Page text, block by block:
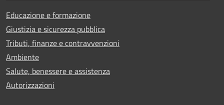
Educazione e formazione
Giustizia e sicurezza pubblica
Tributi, finanze e contravvenzioni
Ambiente
Salute, benessere e assistenza
Autorizzazioni